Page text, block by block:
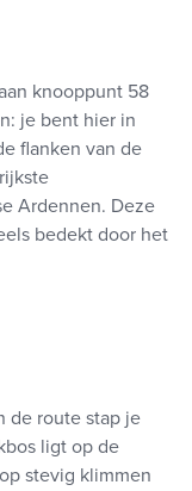
knooppunt 58
je bent hier in
flanken van de
Ardennen. Deze
bedekt door het
de route stap je
ligt op de
stevig klimmen